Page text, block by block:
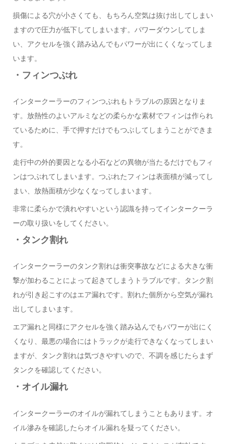
損傷による穴が小さくても、もちろん空気は抜け出してしまい
ますので圧力が低下してしまいます。パワーダウンしてしま
い、アクセルを強く踏み込んでもパワーが出にくくなってしま
います。
・フィンつぶれ
インタークーラーのフィンつぶれもトラブルの原因となりま
す。放熱性のよいアルミなどの柔らかな素材でフィンは作られ
ているために、手で押すだけでもつぶしてしまうことができま
す。
走行中の外的要因となる小石などの異物が当たるだけでもフィ
ンはつぶれてしまいます。つぶれたフィンは表面積が減ってし
まい、放熱面積が少なくなってしまいます。
非常に柔らかで潰れやすいという認識を持ってインタークーラ
ーの取り扱いをしてください。
・タンク割れ
インタークーラーのタンク割れは衝突事故などによる大きな衝
撃が加わることによって起きてしまうトラブルです。タンク割
れが引き起こすのはエア漏れです。割れた個所から空気が漏れ
出してしまいます。
エア漏れと同様にアクセルを強く踏み込んでもパワーが出にく
くなり、最悪の場合にはトラックが走行できなくなってしまい
ますが、タンク割れは気づきやすいので、不調を感じたらまず
タンクを確認してください。
・オイル漏れ
インタークーラーのオイルが漏れてしまうこともあります。オ
イル滲みを確認したらオイル漏れを疑ってください。